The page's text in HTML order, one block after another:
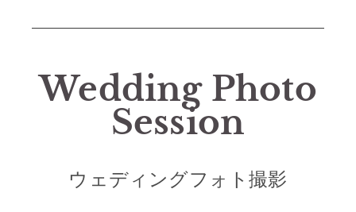
Wedding Photo
Session
ウェディングフォト撮影